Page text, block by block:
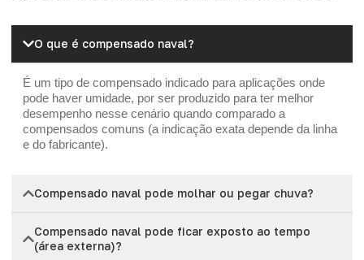
O que é compensado naval?
É um tipo de compensado indicado para aplicações onde
pode haver umidade, por ser produzido para ter melhor
desempenho nesse cenário quando comparado a
compensados comuns (a indicação exata depende da linha
e do fabricante).
Compensado naval pode molhar ou pegar chuva?
Compensado naval pode ficar exposto ao tempo
(área externa)?